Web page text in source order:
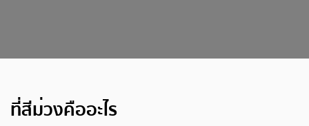
ที่สีม่วงคืออะไร